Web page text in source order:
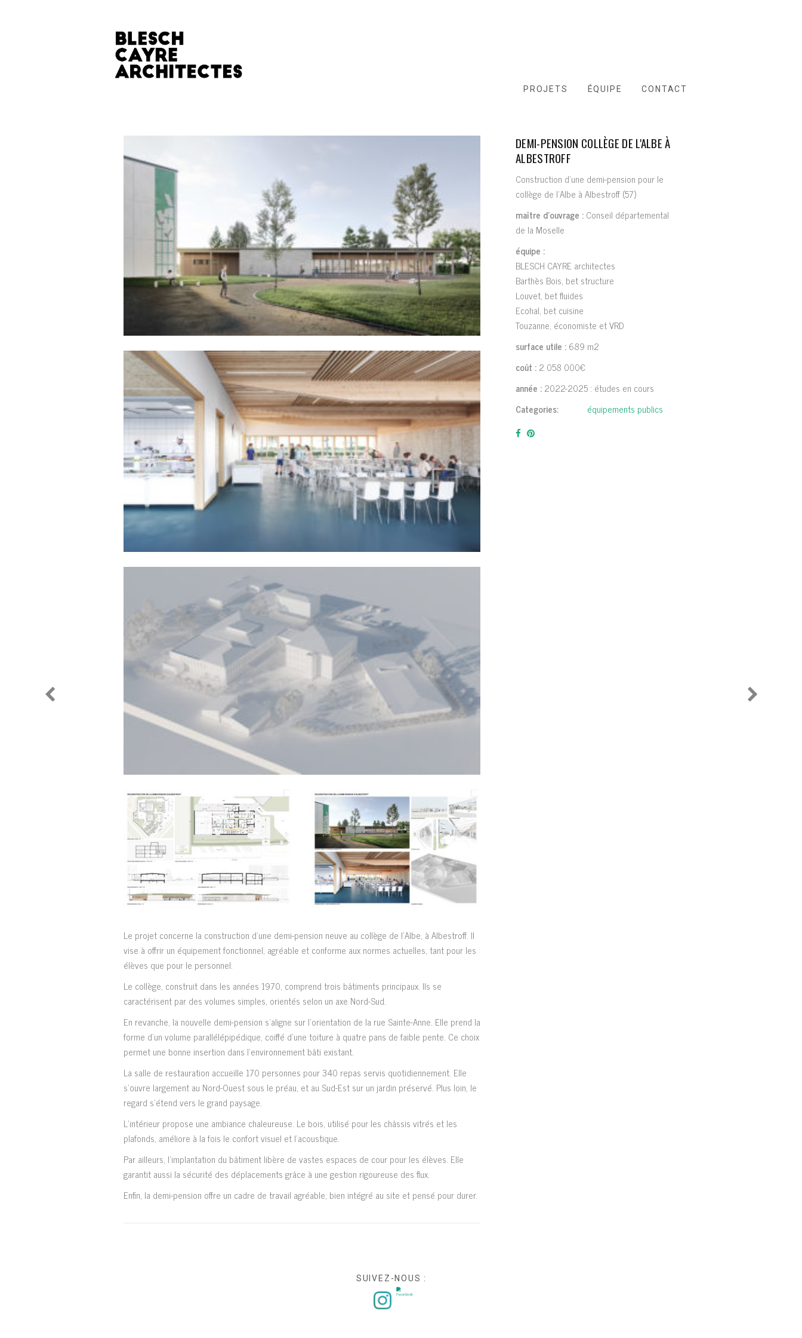
PROJETS ÉQUIPE CONTACT
Le projet concerne la construction d’une demi-pension neuve au collège de l’Albe, à Albestroff. Il
vise à offrir un équipement fonctionnel, agréable et conforme aux normes actuelles, tant pour les
élèves que pour le personnel.
Le collège, construit dans les années 1970, comprend trois bâtiments principaux. Ils se
caractérisent par des volumes simples, orientés selon un axe Nord-Sud.
En revanche, la nouvelle demi-pension s’aligne sur l’orientation de la rue Sainte-Anne. Elle prend la
forme d’un volume parallélépipédique, coiffé d’une toiture à quatre pans de faible pente. Ce choix
permet une bonne insertion dans l’environnement bâti existant.
La salle de restauration accueille 170 personnes pour 340 repas servis quotidiennement. Elle
s’ouvre largement au Nord-Ouest sous le préau, et au Sud-Est sur un jardin préservé. Plus loin, le
regard s’étend vers le grand paysage.
L’intérieur propose une ambiance chaleureuse. Le bois, utilisé pour les châssis vitrés et les
plafonds, améliore à la fois le confort visuel et l’acoustique.
Par ailleurs, l’implantation du bâtiment libère de vastes espaces de cour pour les élèves. Elle
garantit aussi la sécurité des déplacements grâce à une gestion rigoureuse des flux.
Enfin, la demi-pension offre un cadre de travail agréable, bien intégré au site et pensé pour durer.
DEMI-PENSION COLLÈGE DE L'ALBE À
ALBESTROFF
Construction d'une demi-pension pour le
collège de l'Albe à Albestroff (57)
maître d'ouvrage : Conseil départemental
de la Moselle
équipe :
BLESCH CAYRE architectes
Barthès Bois, bet structure
Louvet, bet fluides
Ecohal, bet cuisine
Touzanne, économiste et VRD
surface utile : 689 m2
coût : 2 058 000€
année : 2022-2025 : études en cours
Categories:
équipements publics
SUIVEZ-NOUS :